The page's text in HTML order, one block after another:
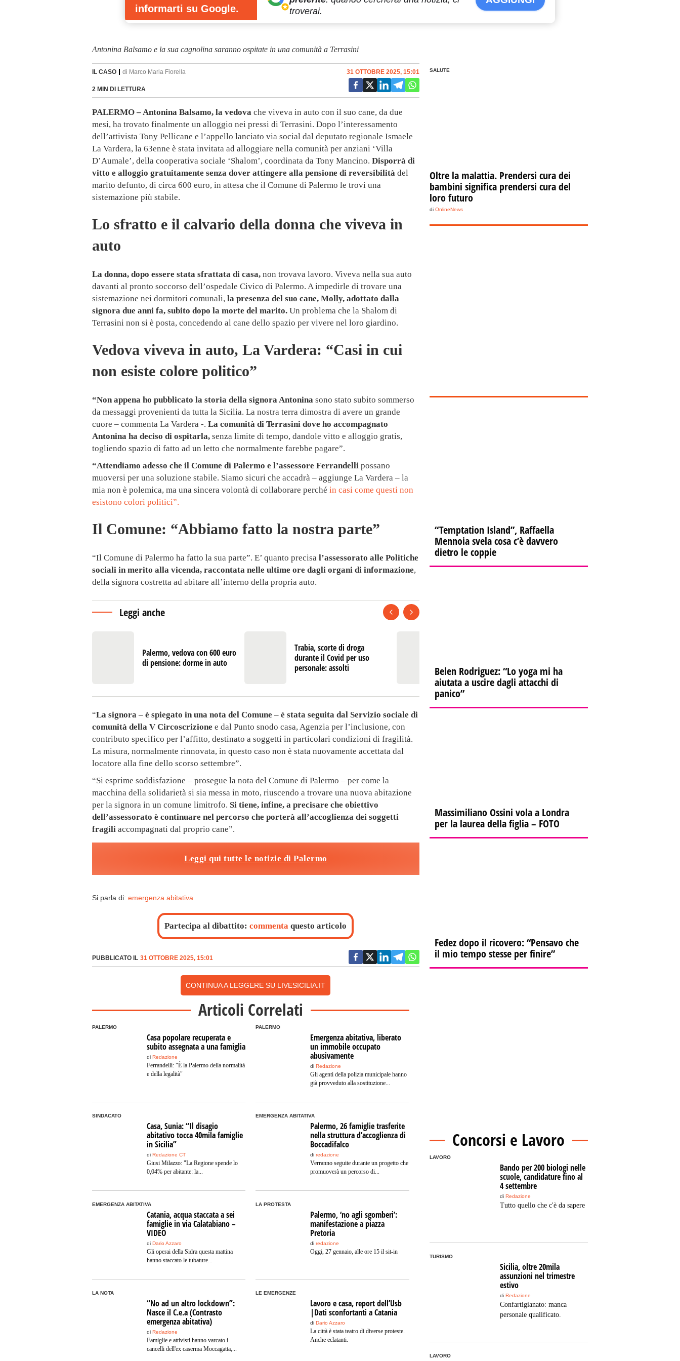
informarti su Google.
troverai.
Antonina Balsamo e la sua cagnolina saranno ospitate in una comunità a Terrasini
IL CASO di Marco Maria Fiorella
2 MIN DI LETTURA
31 OTTOBRE 2025, 15:01
PALERMO – Antonina Balsamo, la vedova che viveva in auto con il suo cane, da due
mesi, ha trovato finalmente un alloggio nei pressi di Terrasini. Dopo l’interessamento
dell’attivista Tony Pellicane e l’appello lanciato via social dal deputato regionale Ismaele
La Vardera, la 63enne è stata invitata ad alloggiare nella comunità per anziani ‘Villa
D’Aumale’, della cooperativa sociale ‘Shalom’, coordinata da Tony Mancino. Disporrà di
vitto e alloggio gratuitamente senza dover attingere alla pensione di reversibilità del
marito defunto, di circa 600 euro, in attesa che il Comune di Palermo le trovi una
sistemazione più stabile.
Lo sfratto e il calvario della donna che viveva in
auto
La donna, dopo essere stata sfrattata di casa, non trovava lavoro. Viveva nella sua auto
davanti al pronto soccorso dell’ospedale Civico di Palermo. A impedirle di trovare una
sistemazione nei dormitori comunali, la presenza del suo cane, Molly, adottato dalla
signora due anni fa, subito dopo la morte del marito. Un problema che la Shalom di
Terrasini non si è posta, concedendo al cane dello spazio per vivere nel loro giardino.
Vedova viveva in auto, La Vardera: “Casi in cui
non esiste colore politico”
“Non appena ho pubblicato la storia della signora Antonina sono stato subito sommerso
da messaggi provenienti da tutta la Sicilia. La nostra terra dimostra di avere un grande
cuore – commenta La Vardera -. La comunità di Terrasini dove ho accompagnato
Antonina ha deciso di ospitarla, senza limite di tempo, dandole vitto e alloggio gratis,
togliendo spazio di fatto ad un letto che normalmente farebbe pagare”.
“Attendiamo adesso che il Comune di Palermo e l’assessore Ferrandelli possano
muoversi per una soluzione stabile. Siamo sicuri che accadrà – aggiunge La Vardera – la
mia non è polemica, ma una sincera volontà di collaborare perché in casi come questi non
esistono colori politici”.
Il Comune: “Abbiamo fatto la nostra parte”
“Il Comune di Palermo ha fatto la sua parte”. E’ quanto precisa l’assessorato alle Politiche
sociali in merito alla vicenda, raccontata nelle ultime ore dagli organi di informazione,
della signora costretta ad abitare all’interno della propria auto.
Leggi anche
Palermo, vedova con 600 euro
di pensione: dorme in auto
Trabia, scorte di droga
durante il Covid per uso
personale: assolti
in strada
“La signora – è spiegato in una nota del Comune – è stata seguita dal Servizio sociale di
comunità della V Circoscrizione e dal Punto snodo casa, Agenzia per l’inclusione, con
contributo specifico per l’affitto, destinato a soggetti in particolari condizioni di fragilità.
La misura, normalmente rinnovata, in questo caso non è stata nuovamente accettata dal
locatore alla fine dello scorso settembre”.
“Si esprime soddisfazione – prosegue la nota del Comune di Palermo – per come la
macchina della solidarietà si sia messa in moto, riuscendo a trovare una nuova abitazione
per la signora in un comune limitrofo. Si tiene, infine, a precisare che obiettivo
dell’assessorato è continuare nel percorso che porterà all’accoglienza dei soggetti
fragili accompagnati dal proprio cane”.
Leggi qui tutte le notizie di Palermo
Si parla di: emergenza abitativa
Partecipa al dibattito:commenta questo articolo
PUBBLICATO IL 31 OTTOBRE 2025, 15:01
CONTINUA A LEGGERE SU LIVESICILIA.IT
Articoli Correlati
PALERMO
Casa popolare recuperata e
subito assegnata a una famiglia
di Redazione
Ferrandelli: "È la Palermo della normalità
e della legalità"
PALERMO
Emergenza abitativa, liberato
un immobile occupato
abusivamente
diRedazione
Gli agenti della polizia municipale hanno
già provveduto alla sostituzione...
SINDACATO
Casa, Sunia: “Il disagio
abitativo tocca 40mila famiglie
in Sicilia”
di Redazione CT
Giusi Milazzo: "La Regione spende lo
0,04% per abitante: la...
EMERGENZA ABITATIVA
Palermo, 26 famiglie trasferite
nella struttura d’accoglienza di
Boccadifalco
diredazione
Verranno seguite durante un progetto che
promuoverà un percorso di...
EMERGENZA ABITATIVA
Catania, acqua staccata a sei
famiglie in via Calatabiano –
VIDEO
di Dario Azzaro
Gli operai della Sidra questa mattina
hanno staccato le tubature...
LA PROTESTA
Palermo, ‘no agli sgomberi’:
manifestazione a piazza
Pretoria
diredazione
Oggi, 27 gennaio, alle ore 15 il sit-in
LA NOTA
“No ad un altro lockdown”:
Nasce il C.e.a (Contrasto
emergenza abitativa)
di Redazione
Famiglie e attivisti hanno varcato i
cancelli dell'ex caserma Moccagatta,...
LE EMERGENZE
Lavoro e casa, report dell’Usb
|Dati sconfortanti a Catania
diDario Azzaro
La città è stata teatro di diverse proteste.
Anche eclatanti.
SALUTE
Oltre la malattia. Prendersi cura dei
bambini significa prendersi cura del
loro futuro
di OnlineNews
“Temptation Island”, Raffaella
Mennoia svela cosa c’è davvero
dietro le coppie
Belen Rodriguez: “Lo yoga mi ha
aiutata a uscire dagli attacchi di
panico”
Massimiliano Ossini vola a Londra
per la laurea della figlia – FOTO
Fedez dopo il ricovero: “Pensavo che
il mio tempo stesse per finire”
Concorsi e Lavoro
LAVORO
Bando per 200 biologi nelle
scuole, candidature fino al
4 settembre
di Redazione
Tutto quello che c'è da sapere
TURISMO
Sicilia, oltre 20mila
assunzioni nel trimestre
estivo
di Redazione
Confartigianato: manca
personale qualificato.
LAVORO